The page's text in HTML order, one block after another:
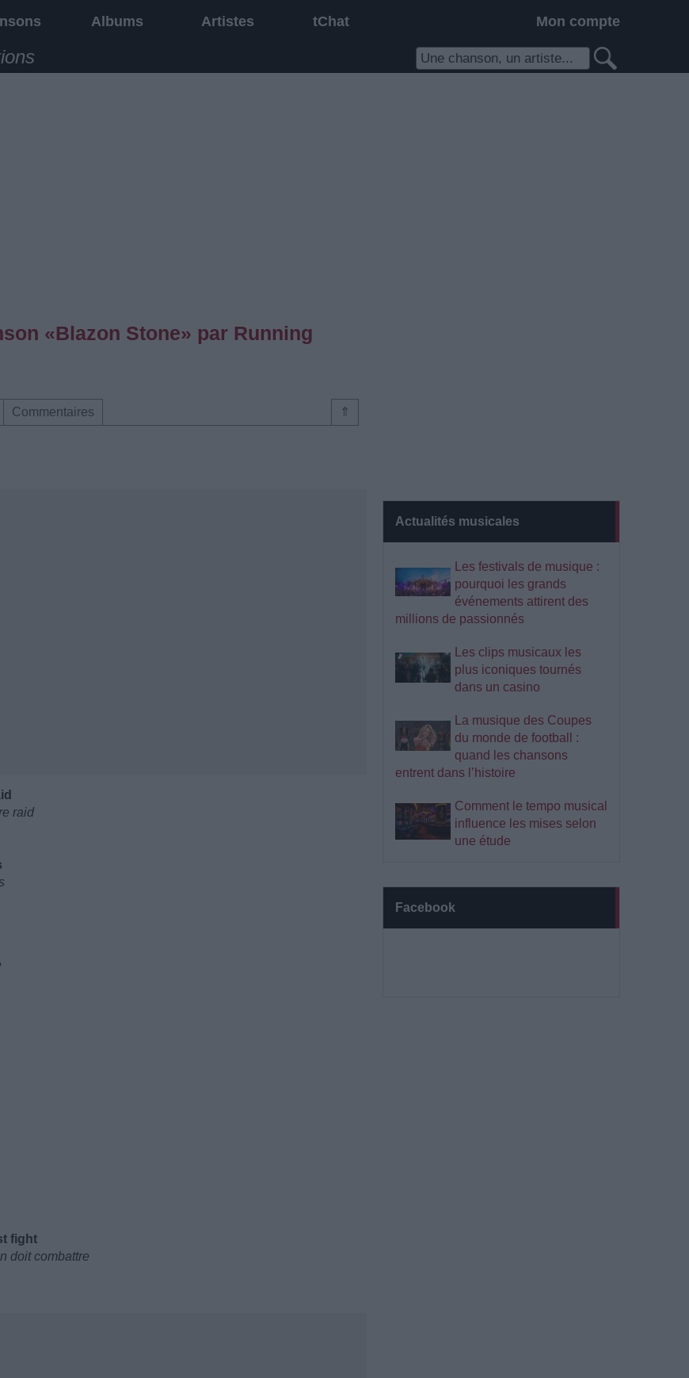
Albums Artistes tChat Mon compte
Actualités musicales
Les festivals de musique :
pourquoi les grands
événements attirent des
millions de passionnés
Les clips musicaux les
plus iconiques tournés
dans un casino
La musique des Coupes
du monde de football :
quand les chansons
entrent dans l’histoire
Comment le tempo musical
influence les mises selon
une étude
Facebook
«Blazon Stone» par Running
⇑
Commentaires
raid
fight
doit combattre